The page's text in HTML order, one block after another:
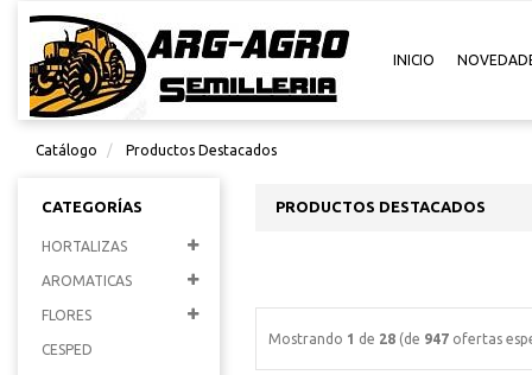
INICIO
Catálogo Productos Destacados
CATEGORÍAS
HORTALIZAS
AROMATICAS
FLORES
CESPED
PRODUCTOS DESTACADOS
Mostrando 1 de 28 (de 947 ofertas